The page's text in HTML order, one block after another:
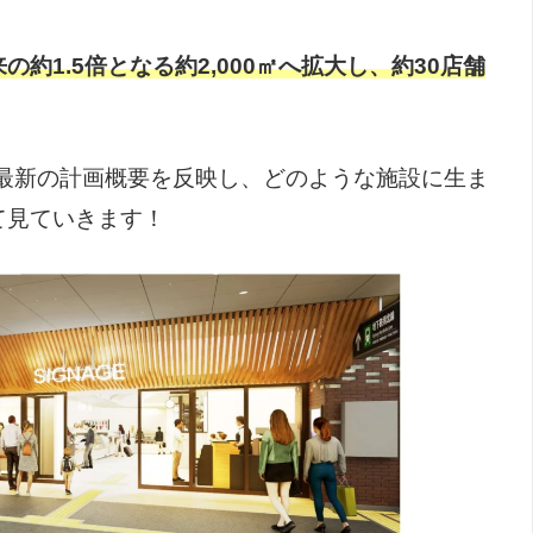
約1.5倍となる約2,000㎡へ拡大し、約30店舗
の計画概要を反映し、どのような施設に生ま
ていきます！